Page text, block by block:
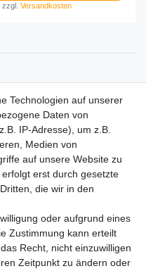
zzgl.Versandkosten
Technologien auf unserer
Daten von
IP-Adresse), um z.B.
Medien von
auf unsere Website zu
erst durch gesetzte
die wir in den
oder aufgrund eines
Zustimmung kann erteilt
Recht, nicht einzuwilligen
Zeitpunkt zu ändern oder